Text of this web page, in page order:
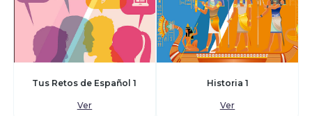
Tus Retos de Español 1
Ver
Historia 1
Ver